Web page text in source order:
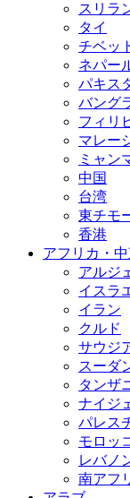
スリラ
タイ
チベッ
ネパー
パキス
バング
フィリ
マレー
ミャン
中国
台湾
東チモ
香港
アフリカ・
アルジ
イスラ
イラン
クルド
サウジ
スーダ
タンザ
ナイジ
パレス
モロッ
レバノ
南アフ